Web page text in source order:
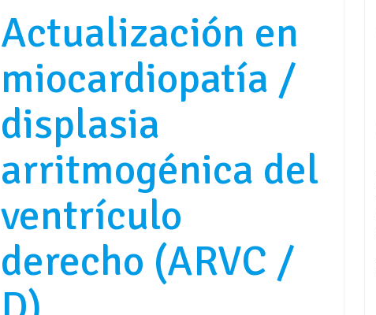
Actualización en
miocardiopatía /
displasia
arritmogénica del
ventrículo
derecho (ARVC /